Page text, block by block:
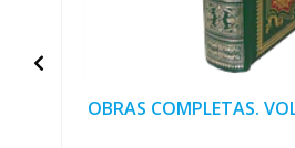
OBRAS COMPLETAS.